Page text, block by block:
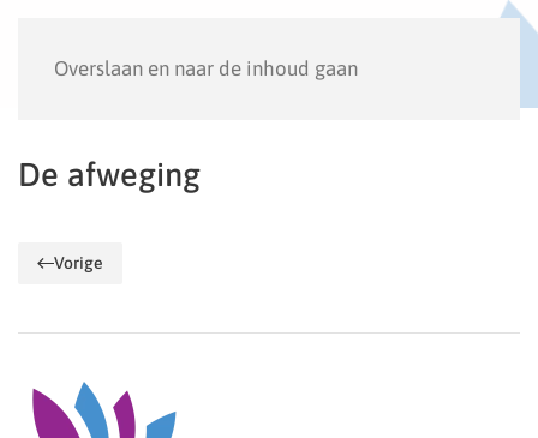
Overslaan en naar de inhoud gaan
De afweging
Vorige